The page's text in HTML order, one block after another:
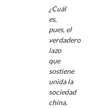
¿Cuál
es,
pues, el
verdadero
lazo
que
sostiene
unida la
sociedad
china,